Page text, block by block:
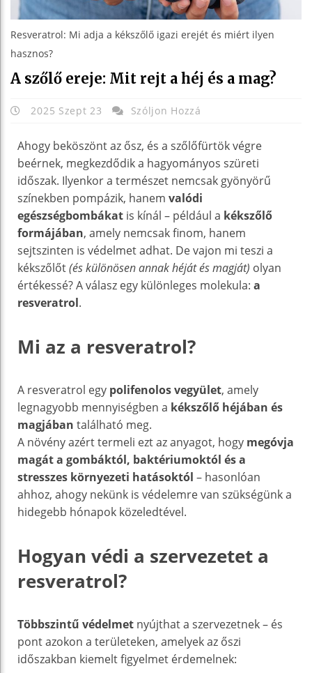
Resveratrol: Mi adja a kékszőlő igazi erejét és miért ilyen
hasznos?
A szőlő ereje: Mit rejt a héj és a mag?
2025 Szept 23 Szóljon Hozzá
Ahogy beköszönt az ősz, és a szőlőfürtök végre
beérnek, megkezdődik a hagyományos szüreti
időszak. Ilyenkor a természet nemcsak gyönyörű
színekben pompázik, hanem valódi
egészségbombákat is kínál – például a kékszőlő
formájában, amely nemcsak finom, hanem
sejtszinten is védelmet adhat. De vajon mi teszi a
kékszőlőt(és különösen annak héját és magját) olyan
értékessé? A válasz egy különleges molekula: a
resveratrol.
Mi az a resveratrol?
A resveratrol egy polifenolos vegyület, amely
legnagyobb mennyiségben a kékszőlő héjában és
magjában található meg.
A növény azért termeli ezt az anyagot, hogy megóvja
magát a gombáktól, baktériumoktól és a
stresszes környezeti hatásoktól – hasonlóan
ahhoz, ahogy nekünk is védelemre van szükségünk a
hidegebb hónapok közeledtével.
Hogyan védi a szervezetet a
resveratrol?
Többszintű védelmet nyújthat a szervezetnek – és
pont azokon a területeken, amelyek az őszi
időszakban kiemelt figyelmet érdemelnek: